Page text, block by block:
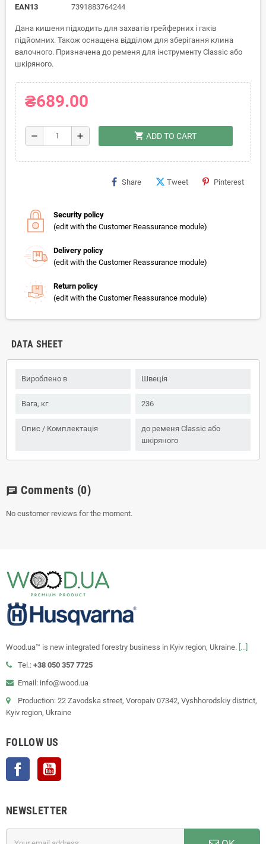
EAN13
7391883764244
Дана кишеня підходить для захватів грейферних і гаків
підйомних. Також оснащена відділом для зберігання клина
валочного. Призначена до ременя для інструменту Classic або
шкіряного.
₴689.00
remove add shopping_cart ADD TO CART
Share Tweet Pinterest
Security policy
(edit with the Customer Reassurance module)
Delivery policy
(edit with the Customer Reassurance module)
Return policy
(edit with the Customer Reassurance module)
DATA SHEET
Вироблено в Швеція
Вага, кг 236
Опис / Комплектація
до ременя Classic або
шкіряного
chat Comments (0)
No customer reviews for the moment.
Wood.ua™ is new integrated forestry business in Kyiv region, Ukraine. [...]
Tel.: +38 050 357 7725
Email: info@wood.ua
Production: 22 Zavodska street, Voropaiv 07342, Vyshhorodskiy district,
Kyiv region, Ukraine
FOLLOW US
Facebook
NEWSLETTER